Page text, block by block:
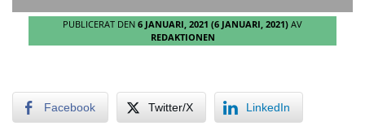
PUBLICERAT DEN 6 JANUARI, 2021 (6 JANUARI, 2021) AV
REDAKTIONEN
Facebook Twitter/X LinkedIn